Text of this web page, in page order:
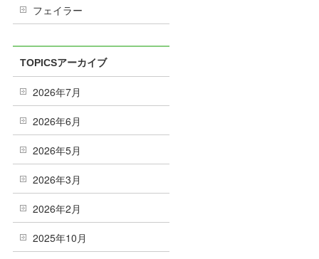
フェイラー
TOPICSアーカイブ
2026年7月
2026年6月
2026年5月
2026年3月
2026年2月
2025年10月